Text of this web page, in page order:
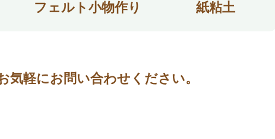
フェルト小物作り 紙粘土
気軽にお問い合わせください。